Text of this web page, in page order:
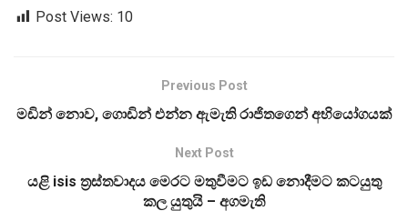
Post Views: 10
Previous Post
මඩින් නොව, ගොඩින් එන්න ඇමැති රාජිතගෙන් අභියෝගයක්
Next Post
යළි isis ත්‍රස්තවාදය මෙරට මතුවීමට ඉඩ නොදීමට කටයුතු
කල යුතුයි – අගමැති